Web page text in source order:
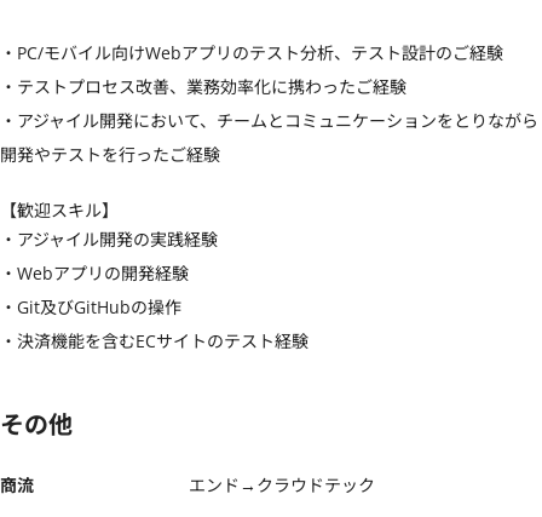
・PC/モバイル向けWebアプリのテスト分析、テスト設計のご経験
・テストプロセス改善、業務効率化に携わったご経験
・アジャイル開発において、チームとコミュニケーションをとりながら
開発やテストを行ったご経験
【歓迎スキル】
・アジャイル開発の実践経験
・Webアプリの開発経験
・Git及びGitHubの操作
・決済機能を含むECサイトのテスト経験
その他
商流
エンド→クラウドテック